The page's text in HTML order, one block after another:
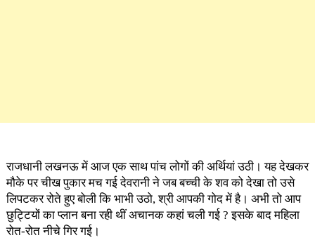
राजधानी लखनऊ में आज एक साथ पांच लोगों की अर्थियां उठी। यह देखकर
मौके पर चीख पुकार मच गई देवरानी ने जब बच्ची के शव को देखा तो उसे
लिपटकर रोते हुए बोली कि भाभी उठो, श्री आपकी गोद में है। अभी तो आप
छुट्टियों का प्लान बना रही थीं अचानक कहां चली गई ? इसके बाद महिला
रोत-रोत नीचे गिर गई।